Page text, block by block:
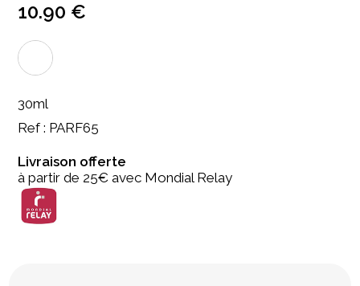
10.90 €
30ml
Ref : PARF65
Livraison offerte
à partir de 25€ avec Mondial Relay